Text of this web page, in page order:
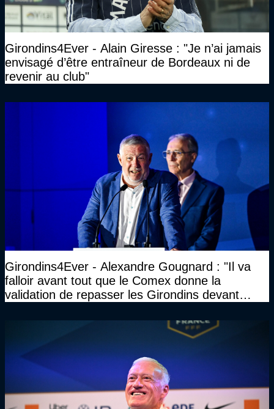
Girondins4Ever - Alain Giresse : "Je n’ai jamais
envisagé d’être entraîneur de Bordeaux ni de
revenir au club"
Girondins4Ever - Alexandre Gougnard : "Il va
falloir avant tout que le Comex donne la
validation de repasser les Girondins devant